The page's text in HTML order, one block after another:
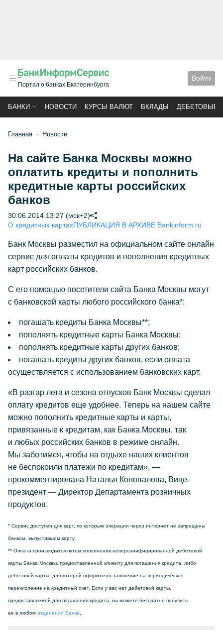
Портал о банках Екатеринбурга
Войти
БАНКИ НОВОСТИ КУРСЫ ВАЛЮТ ВКЛАДЫ ДЕБЕТОВЫЕ
Главная Новости
На сайте Банка Москвы можно
оплатить кредиты и пополнить
кредитные карты российских
банков
30.06.2014 13:27 (мск+2)
О кредитных картахПУБЛИКАЦИЯ В АРХИВЕ Bankinform.ru
Банк Москвы разместил на официальном сайте онлайн
сервис для оплаты кредитов и пополнения кредитных
карт российских банков.
С его помощью посетители сайта Банка Москвы могут
с банковской карты любого российского банка*:
погашать кредиты Банка Москвы**;
пополнять кредитные карты Банка Москвы;
пополнять кредитные карты других банков;
погашать кредиты других банков, если оплата
осуществляется с использованием банковских карт.
«В разгар лета и сезона отпусков Банк Москвы сделал
оплату кредитов еще удобнее. Теперь на нашем сайте
можно пополнить кредитные карты и карты,
привязанные к кредитам, как Банка Москвы, так
и любых российских банков в режиме онлайн.
Мы заботимся, чтобы на отдыхе наших клиентов
не беспокоили платежи по кредитам», —
прокомментировала Наталья Коновалова, Вице-
президент — Директор Департамента розничных
продуктов.
* Сервис доступен для карт, по которым операции через интернет не запрещены
банком, выпустившим карту.
** Оплата производится путем пополнения неперсонифицированной дебетовой
карты Банка Москвы, предоставленной клиенту для погашения кредита, либо
дебетовой карты, для которой оформлено заявление на периодическое
перечисление на кредитный счет. Если у вас нет дебетовой карты,
предоставляемой для погашения кредита, вы можете бесплатно получить
ее в любом отделении Банка